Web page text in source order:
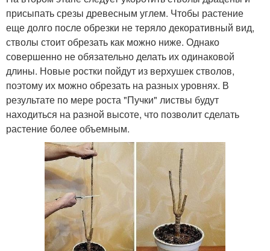
присыпать срезы древесным углем. Чтобы растение
еще долго после обрезки не теряло декоративный вид,
стволы стоит обрезать как можно ниже. Однако
совершенно не обязательно делать их одинаковой
длины. Новые ростки пойдут из верхушек стволов,
поэтому их можно обрезать на разных уровнях. В
результате по мере роста "Пучки" листвы будут
находиться на разной высоте, что позволит сделать
растение более объемным.